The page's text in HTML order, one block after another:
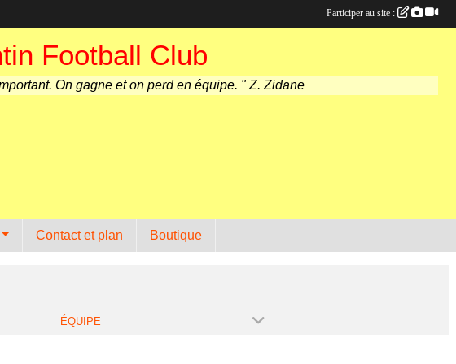
Football Club
On gagne et on perd en équipe. " Z. Zidane
Contact et plan Boutique
ÉQUIPE
Participer au site :